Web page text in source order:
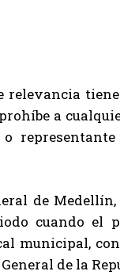
a
de
cuando el
municipal,
de la